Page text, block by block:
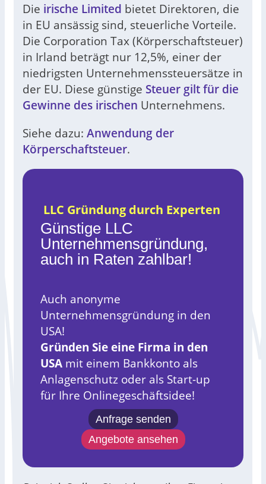
Die irische Limited bietet Direktoren, die
in EU ansässig sind, steuerliche Vorteile.
Die Corporation Tax (Körperschaftsteuer)
in Irland beträgt nur 12,5%, einer der
niedrigsten Unternehmenssteuersätze in
der EU. Diese günstige Steuer gilt für die
Gewinne des irischen Unternehmens.
Siehe dazu: Anwendung der
Körperschaftsteuer.
LLC Gründung durch Experten
Günstige LLC
Unternehmensgründung,
auch in Raten zahlbar!
Auch anonyme
Unternehmensgründung in den
USA!
Gründen Sie eine Firma in den
USA mit einem Bankkonto als
Anlagenschutz oder als Start-up
für Ihre Onlinegeschäftsidee!
Anfrage senden
Angebote ansehen